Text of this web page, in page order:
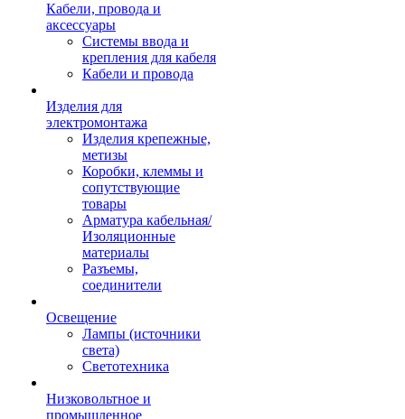
Кабели, провода и
аксессуары
Системы ввода и
крепления для кабеля
Кабели и провода
Изделия для
электромонтажа
Изделия крепежные,
метизы
Коробки, клеммы и
сопутствующие
товары
Арматура кабельная/
Изоляционные
материалы
Разъемы,
соединители
Освещение
Лампы (источники
света)
Светотехника
Низковольтное и
промышленное